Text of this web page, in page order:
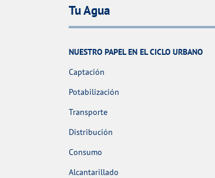
Tu Agua
NUESTRO PAPEL EN EL CICLO URBANO
Captación
Potabilización
Transporte
Distribución
Consumo
Alcantarillado